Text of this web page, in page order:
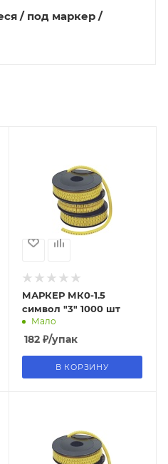
/ под маркер /
МАРКЕР МК0-1.5
символ "3" 1000 шт
Мало
182₽/упак
В КОРЗИНУ